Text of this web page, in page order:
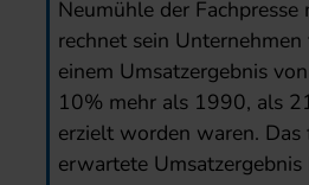
Neumühle der Fachpresse
rechnet sein
einem Umsatzergebnis
10% mehr als 1990, als
erzielt worden waren.
erwartete